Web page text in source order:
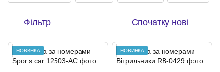
Фільтр Спочатку нові
НОВИНКА НОВИНКА